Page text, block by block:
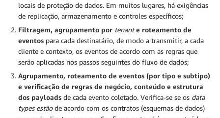
locais de proteção de dados. Em muitos lugares, há exigências
de replicação, armazenamento e controles específicos;
Filtragem, agrupamento por tenante roteamento de
eventos para cada destinatário, de modo a transmitir, a cada
cliente e contexto, os eventos de acordo com as regras que
serão aplicadas nos passos seguintes do fluxo de dados;
Agrupamento, roteamento de eventos (por tipo e subtipo)
e verificação de regras de negócio, conteúdo e estrutura
dos payloads de cada evento coletado. Verifica-se se os data
types estãode acordo com os contratos (esquemas de dados)